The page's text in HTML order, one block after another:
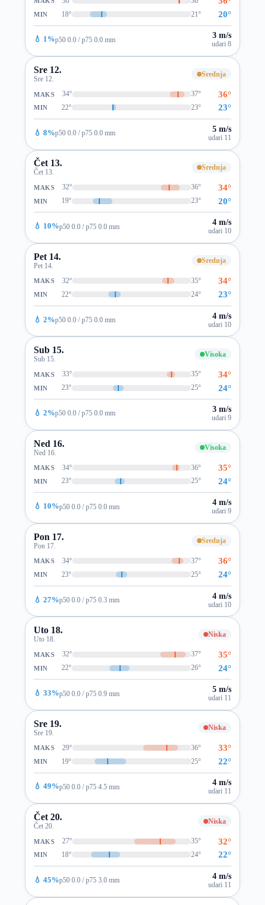
MIN 18° 21° 20°
💧 1%p50 0.0 / p75 0.0 mm 3 m/s
udari 8
Sre 12.
Sre 12.
Srednja
MAKS 34° 37° 36°
MIN 22° 23° 23°
💧 8%p50 0.0 / p75 0.0 mm 5 m/s
udari 11
Čet 13.
Čet 13.
Srednja
MAKS 32° 36° 34°
MIN 19° 23° 20°
💧 10%p50 0.0 / p75 0.0 mm 4 m/s
udari 10
Pet 14.
Pet 14.
Srednja
MAKS 32° 35° 34°
MIN 22° 24° 23°
💧 2%p50 0.0 / p75 0.0 mm 4 m/s
udari 10
Sub 15.
Sub 15.
Visoka
MAKS 33° 35° 34°
MIN 23° 25° 24°
💧 2%p50 0.0 / p75 0.0 mm 3 m/s
udari 9
Ned 16.
Ned 16.
Visoka
MAKS 34° 36° 35°
MIN 23° 25° 24°
💧 10%p50 0.0 / p75 0.0 mm 4 m/s
udari 9
Pon 17.
Pon 17.
Srednja
MAKS 34° 37° 36°
MIN 23° 25° 24°
💧 27%p50 0.0 / p75 0.3 mm 4 m/s
udari 10
Uto 18.
Uto 18.
Niska
MAKS 32° 37° 35°
MIN 22° 26° 24°
💧 33%p50 0.0 / p75 0.9 mm 5 m/s
udari 11
Sre 19.
Sre 19.
Niska
MAKS 29° 36° 33°
MIN 19° 25° 22°
💧 49%p50 0.0 / p75 4.5 mm 4 m/s
udari 11
Čet 20.
Čet 20.
Niska
MAKS 27° 35° 32°
MIN 18° 24° 22°
💧 45%p50 0.0 / p75 3.0 mm 4 m/s
udari 11